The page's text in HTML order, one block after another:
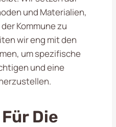
und Materialien,
Kommune zu
wir eng mit den
um spezifische
und eine
Die